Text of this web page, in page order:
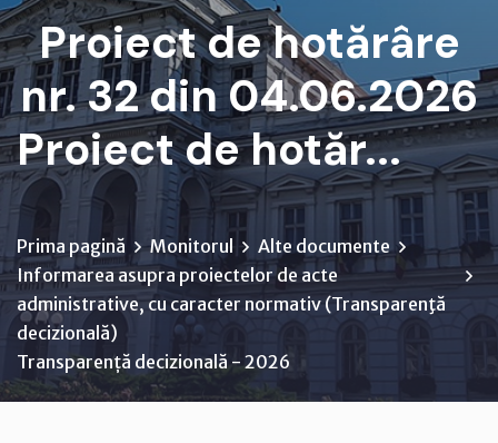
Proiect de hotărâre
nr. 32 din 04.06.2026
Proiect de hotăr...
Prima pagină Monitorul
Alte documente
Informarea asupra proiectelor de acte
administrative, cu caracter normativ (Transparenţă
decizională)
Transparență decizională - 2026